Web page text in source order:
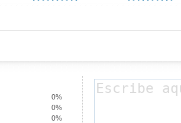
0%
0%
0%